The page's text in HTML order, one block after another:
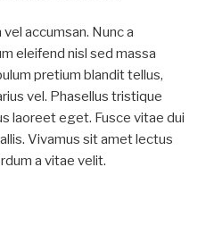
accumsan. Nunc a
eleifend nisl sed massa
pretium blandit tellus,
vel. Phasellus tristique
laoreet eget. Fusce vitae dui
Vivamus sit amet lectus
a vitae velit.